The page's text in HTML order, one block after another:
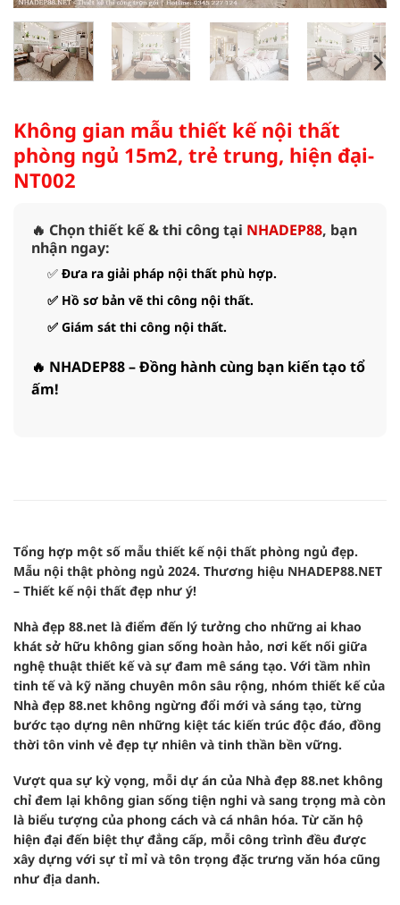
Không gian mẫu thiết kế nội thất
phòng ngủ 15m2, trẻ trung, hiện đại-
NT002
🔥 Chọn thiết kế & thi công tại NHADEP88, bạn
nhận ngay:
✅Đưa ra giải pháp nội thất phù hợp.
✅ Hồ sơ bản vẽ thi công nội thất.
✅Giám sát thi công nội thất.
🔥 NHADEP88 – Đồng hành cùng bạn kiến tạo tổ
ấm!
Tổng hợp một số mẫu thiết kế nội thất phòng ngủ đẹp.
Mẫu nội thật phòng ngủ 2024. Thương hiệu NHADEP88.NET
– Thiết kế nội thất đẹp như ý!
Nhà đẹp 88.net là điểm đến lý tưởng cho những ai khao
khát sở hữu không gian sống hoàn hảo, nơi kết nối giữa
nghệ thuật thiết kế và sự đam mê sáng tạo. Với tầm nhìn
tinh tế và kỹ năng chuyên môn sâu rộng, nhóm thiết kế của
Nhà đẹp 88.net không ngừng đổi mới và sáng tạo, từng
bước tạo dựng nên những kiệt tác kiến trúc độc đáo, đồng
thời tôn vinh vẻ đẹp tự nhiên và tinh thần bền vững.
Vượt qua sự kỳ vọng, mỗi dự án của Nhà đẹp 88.net không
chỉ đem lại không gian sống tiện nghi và sang trọng mà còn
là biểu tượng của phong cách và cá nhân hóa. Từ căn hộ
hiện đại đến biệt thự đẳng cấp, mỗi công trình đều được
xây dựng với sự tỉ mỉ và tôn trọng đặc trưng văn hóa cũng
như địa danh.